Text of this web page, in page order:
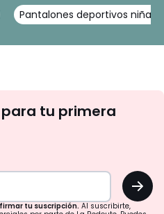
Pantalones deportivos niña
te
tu
para
para tu primera
OK
tu suscripción. Al suscribirte,